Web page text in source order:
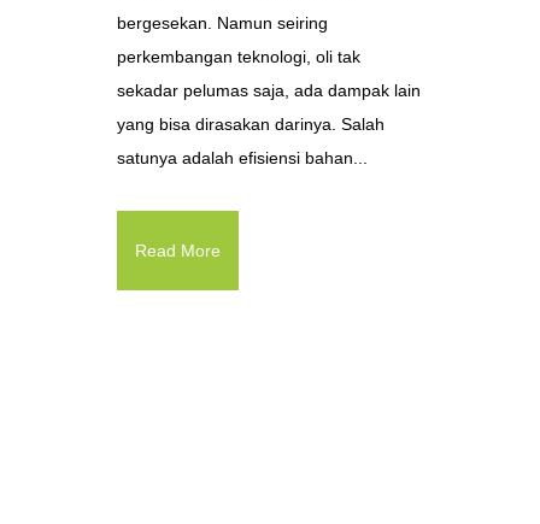
bergesekan. Namun seiring
perkembangan teknologi, oli tak
sekadar pelumas saja, ada dampak lain
yang bisa dirasakan darinya. Salah
satunya adalah efisiensi bahan...
Read More